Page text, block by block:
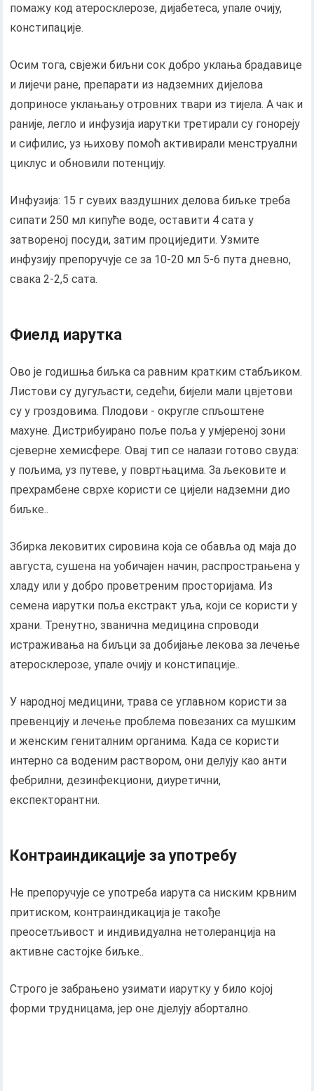
помажу код атеросклерозе, дијабетеса, упале очију,
констипације.
Осим тога, свјежи биљни сок добро уклања брадавице
и лијечи ране, препарати из надземних дијелова
доприносе уклањању отровних твари из тијела. А чак и
раније, легло и инфузија иарутки третирали су гонореју
и сифилис, уз њихову помоћ активирали менструални
циклус и обновили потенцију.
Инфузија: 15 г сувих ваздушних делова биљке треба
сипати 250 мл кипуће воде, оставити 4 сата у
затвореној посуди, затим проциједити. Узмите
инфузију препоручује се за 10-20 мл 5-6 пута дневно,
свака 2-2,5 сата.
Фиелд иарутка
Ово је годишња биљка са равним кратким стабљиком.
Листови су дугуљасти, седећи, бијели мали цвјетови
су у гроздовима. Плодови - округле спљоштене
махуне. Дистрибуирано поље поља у умјереној зони
сјеверне хемисфере. Овај тип се налази готово свуда:
у пољима, уз путеве, у повртњацима. За љековите и
прехрамбене сврхе користи се цијели надземни дио
биљке..
Збирка лековитих сировина која се обавља од маја до
августа, сушена на уобичајен начин, распрострањена у
хладу или у добро проветреним просторијама. Из
семена иарутки поља екстракт уља, који се користи у
храни. Тренутно, званична медицина спроводи
истраживања на биљци за добијање лекова за лечење
атеросклерозе, упале очију и констипације..
У народној медицини, трава се углавном користи за
превенцију и лечење проблема повезаних са мушким
и женским гениталним органима. Када се користи
интерно са воденим раствором, они делују као анти
фебрилни, дезинфекциони, диуретични,
експекторантни.
Контраиндикације за употребу
Не препоручује се употреба иарута са ниским крвним
притиском, контраиндикација је такође
преосетљивост и индивидуална нетолеранција на
активне састојке биљке..
Строго је забрањено узимати иарутку у било којој
форми трудницама, јер оне дјелују абортално.